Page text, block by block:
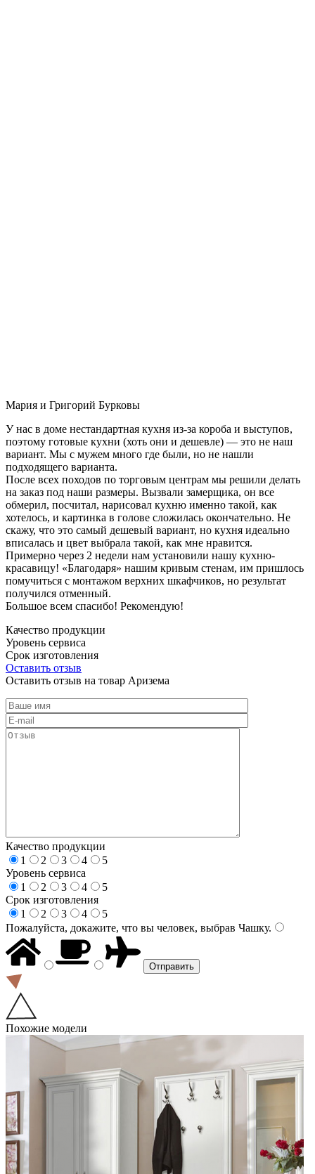
Мария и Григорий Бурковы
У нас в доме нестандартная кухня из-за короба и выступов,
поэтому готовые кухни (хоть они и дешевле) — это не наш
вариант. Мы с мужем много где были, но не нашли
подходящего варианта.
После всех походов по торговым центрам мы решили делать
на заказ под наши размеры. Вызвали замерщика, он все
обмерил, посчитал, нарисовал кухню именно такой, как
хотелось, и картинка в голове сложилась окончательно. Не
скажу, что это самый дешевый вариант, но кухня идеально
вписалась и цвет выбрала такой, как мне нравится.
Примерно через 2 недели нам установили нашу кухню-
красавицу! «Благодаря» нашим кривым стенам, им пришлось
помучиться с монтажом верхних шкафчиков, но результат
получился отменный.
Большое всем спасибо! Рекомендую!
Качество продукции
Уровень сервиса
Срок изготовления
Оставить отзыв
Оставить отзыв на товар Аризема
Качество продукции
1
2 3 4
5
Уровень сервиса
1
2 3 4
5
Срок изготовления
1
2 3 4
5
Пожалуйста, докажите, что вы человек, выбрав Чашку.
Похожие модели